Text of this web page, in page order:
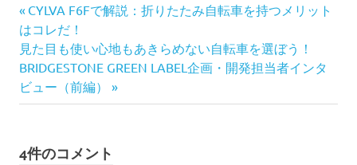
投
稿
ナ
ゲ
前
の
記
事:
CYLVA F6Fで解説：折りたたみ自転車を持つメリット
はコレだ！
次
の
記
事:
見た目も使い心地もあきらめない自転車を選ぼう！
BRIDGESTONE GREEN LABEL企画・開発担当者インタ
ビュー（前編）
4件のコメント